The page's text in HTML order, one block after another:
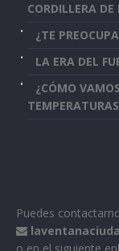
CORDILLERA
¿TE
LA ERA DEL
¿CÓMO
Puedes